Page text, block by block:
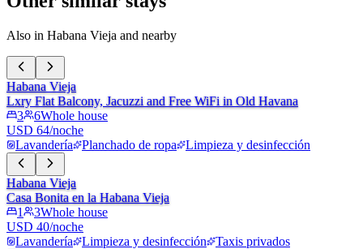
Also in Habana Vieja and nearby
Habana Vieja
Lxry Flat Balcony, Jacuzzi and Free WiFi in Old Havana
3
6Whole house
USD 64/noche
Lavandería
Planchado de ropa Limpieza y desinfección
Habana Vieja
Casa Bonita en la Habana Vieja
1
3Whole house
USD 40/noche
Lavandería
Limpieza y desinfección Taxis privados